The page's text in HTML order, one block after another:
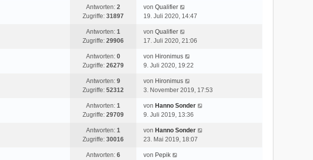
Antworten:2
Zugriffe:31897
vonQualifier
19. Juli 2020, 14:47
Antworten:1
Zugriffe:29906
vonQualifier
17. Juli 2020, 21:06
Antworten:0
Zugriffe:26279
von Hironimus
9. Juli 2020, 19:22
Antworten:9
Zugriffe:52312
von Hironimus
3. November 2019, 17:53
Antworten:1
Zugriffe:29709
von Hanno Sonder
9. Juli 2019, 13:36
Antworten:1
Zugriffe:30016
von Hanno Sonder
23. Mai 2019, 18:07
Antworten:6
von Pepik